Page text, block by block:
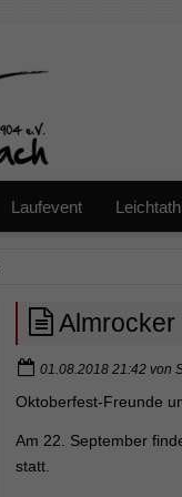
Laufevent
Almrocker
01.08.2018 21:42 von
Oktoberfest-Freunde
Am 22. September
statt.